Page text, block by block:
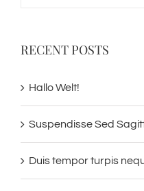
RECENT POSTS
Hallo Welt!
Suspendisse Sed
Duis tempor turpis